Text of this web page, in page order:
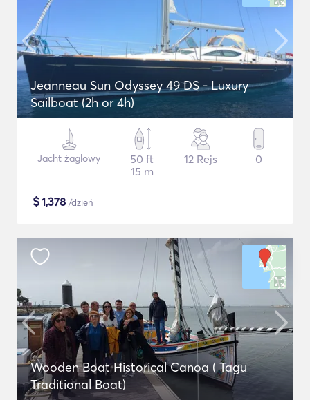
Jeanneau Sun Odyssey 49 DS - Luxury
Sailboat (2h or 4h)
Jacht żaglowy
50 ft
15 m
12 Rejs 0
$1,378 /dzień
Wooden Boat Historical Canoa ( Tagu
Traditional Boat)